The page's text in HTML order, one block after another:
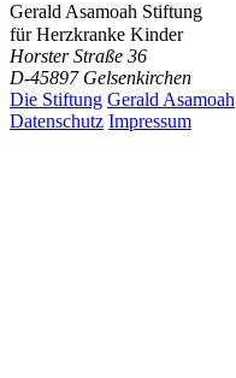
Gerald Asamoah Stiftung
für Herzkranke Kinder
Horster Straße 36
D-45897 Gelsenkirchen
Die Stiftung Gerald Asamoah
Datenschutz Impressum